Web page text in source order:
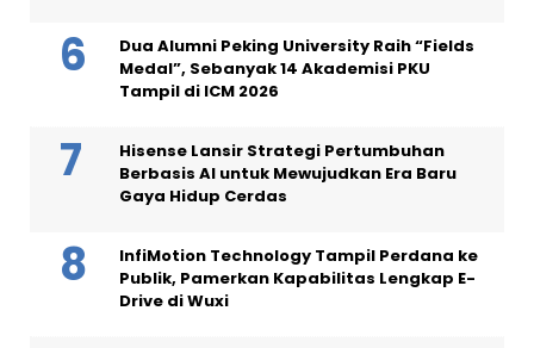
Dua Alumni Peking University Raih “Fields
Medal”, Sebanyak 14 Akademisi PKU
Tampil di ICM 2026
Hisense Lansir Strategi Pertumbuhan
Berbasis AI untuk Mewujudkan Era Baru
Gaya Hidup Cerdas
InfiMotion Technology Tampil Perdana ke
Publik, Pamerkan Kapabilitas Lengkap E-
Drive di Wuxi